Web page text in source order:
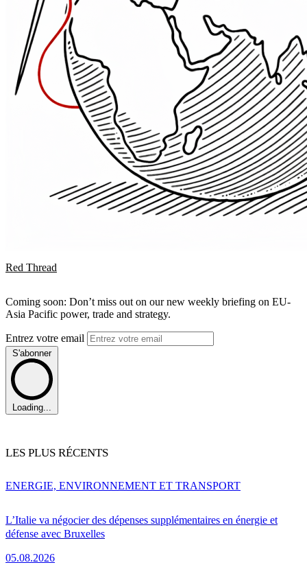
Red Thread
Coming soon: Don’t miss out on our new weekly briefing on EU-
Asia Pacific power, trade and strategy.
Entrez votre email
S'abonner
Loading...
LES PLUS RÉCENTS
L’Italie va négocier des dépenses supplémentaires en énergie et
défense avec Bruxelles
05.08.2026
ENERGIE, ENVIRONNEMENT ET TRANSPORT